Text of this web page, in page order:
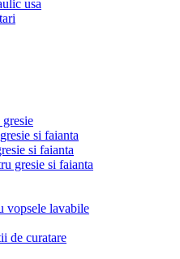
usa
si faianta
si faianta
gresie si faianta
vopsele lavabile
de curatare